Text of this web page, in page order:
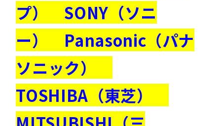
プ） SONY（ソニ
ー） Panasonic（パナ
ソニック）
TOSHIBA（東芝）